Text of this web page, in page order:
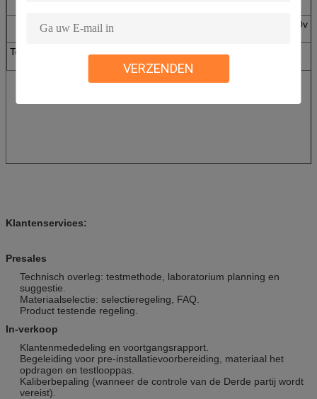
VERZENDEN
Nut
Vereisten
driefasenac380v
Totale capaciteit
Klantenservices:
Presales
Technisch overleg: testmethode, laboratorium planning en
suggestie.
Materiaalselectie: selectieregeling, FAQ.
Product testende regeling.
In-verkoop
Klantenmededeling en voortgangsrapport.
Begeleiding voor pre-installatievoorbereiding, materiaal het
opdragen en testlooppas.
Kaliberbepaling (wanneer de controle van de Derde partij wordt
vereist).